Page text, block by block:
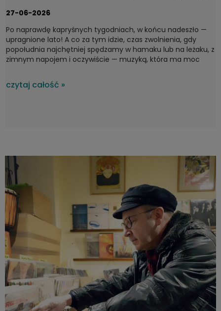
27-06-2026
Po naprawdę kapryśnych tygodniach, w końcu nadeszło —
upragnione lato! A co za tym idzie, czas zwolnienia, gdy
popołudnia najchętniej spędzamy w hamaku lub na leżaku, z
zimnym napojem i oczywiście — muzyką, która ma moc
lepszego wyboru niż soul i funk — gatunki stworzone do
ciepłych wieczorów. Dziś proponujemy płyty, które dają
czytaj całość »